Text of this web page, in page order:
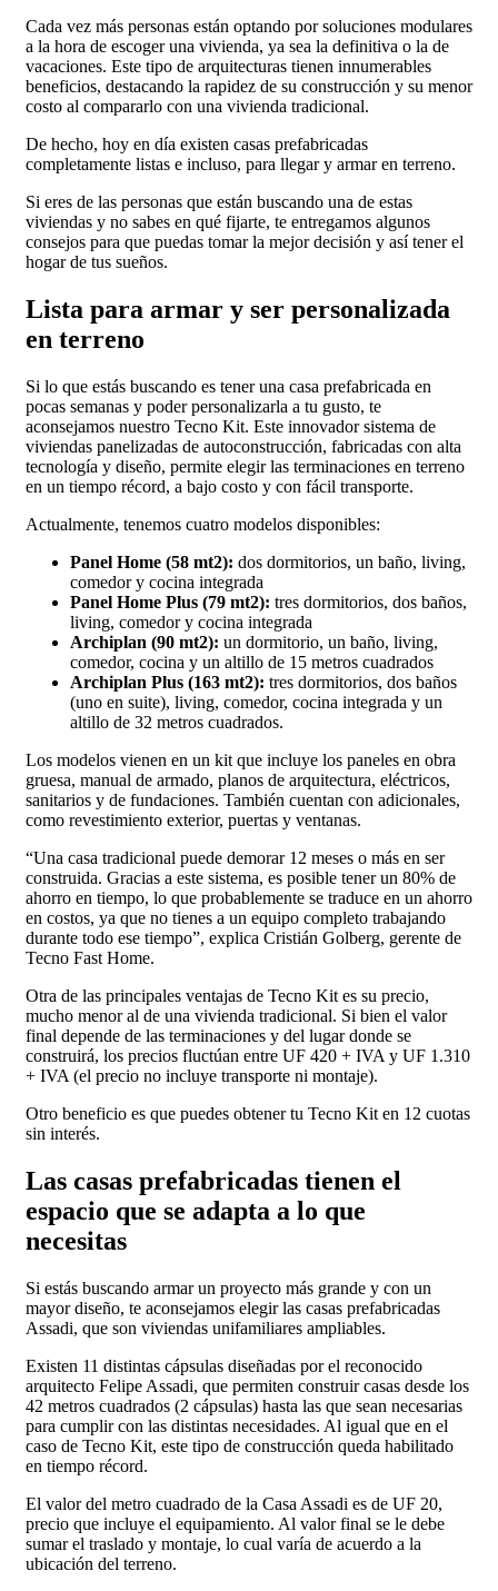
Cada vez más personas están optando por soluciones modulares
a la hora de escoger una vivienda, ya sea la definitiva o la de
vacaciones. Este tipo de arquitecturas tienen innumerables
beneficios, destacando la rapidez de su construcción y su menor
costo al compararlo con una vivienda tradicional.
De hecho, hoy en día existen casas prefabricadas
completamente listas e incluso, para llegar y armar en terreno.
Si eres de las personas que están buscando una de estas
viviendas y no sabes en qué fijarte, te entregamos algunos
consejos para que puedas tomar la mejor decisión y así tener el
hogar de tus sueños.
Lista para armar y ser personalizada
en terreno
Si lo que estás buscando es tener una casa prefabricada en
pocas semanas y poder personalizarla a tu gusto, te
aconsejamos nuestro Tecno Kit. Este innovador sistema de
viviendas panelizadas de autoconstrucción, fabricadas con alta
tecnología y diseño, permite elegir las terminaciones en terreno
en un tiempo récord, a bajo costo y con fácil transporte.
Actualmente, tenemos cuatro modelos disponibles:
Panel Home (58 mt2): dos dormitorios, un baño, living,
comedor y cocina integrada
Panel Home Plus (79 mt2): tres dormitorios, dos baños,
living, comedor y cocina integrada
Archiplan (90 mt2): un dormitorio, un baño, living,
comedor, cocina y un altillo de 15 metros cuadrados
Archiplan Plus (163 mt2): tres dormitorios, dos baños
(uno en suite), living, comedor, cocina integrada y un
altillo de 32 metros cuadrados.
Los modelos vienen en un kit que incluye los paneles en obra
gruesa, manual de armado, planos de arquitectura, eléctricos,
sanitarios y de fundaciones. También cuentan con adicionales,
como revestimiento exterior, puertas y ventanas.
“Una casa tradicional puede demorar 12 meses o más en ser
construida. Gracias a este sistema, es posible tener un 80% de
ahorro en tiempo, lo que probablemente se traduce en un ahorro
en costos, ya que no tienes a un equipo completo trabajando
durante todo ese tiempo”, explica Cristián Golberg, gerente de
Tecno Fast Home.
Otra de las principales ventajas de Tecno Kit es su precio,
mucho menor al de una vivienda tradicional. Si bien el valor
final depende de las terminaciones y del lugar donde se
construirá, los precios fluctúan entre UF 420 + IVA y UF 1.310
+ IVA (el precio no incluye transporte ni montaje).
Otro beneficio es que puedes obtener tu Tecno Kit en 12 cuotas
sin interés.
Las casas prefabricadas tienen el
espacio que se adapta a lo que
necesitas
Si estás buscando armar un proyecto más grande y con un
mayor diseño, te aconsejamos elegir las casas prefabricadas
Assadi, que son viviendas unifamiliares ampliables.
Existen 11 distintas cápsulas diseñadas por el reconocido
arquitecto Felipe Assadi, que permiten construir casas desde los
42 metros cuadrados (2 cápsulas) hasta las que sean necesarias
para cumplir con las distintas necesidades. Al igual que en el
caso de Tecno Kit, este tipo de construcción queda habilitado
en tiempo récord.
El valor del metro cuadrado de la Casa Assadi es de UF 20,
precio que incluye el equipamiento. Al valor final se le debe
sumar el traslado y montaje, lo cual varía de acuerdo a la
ubicación del terreno.